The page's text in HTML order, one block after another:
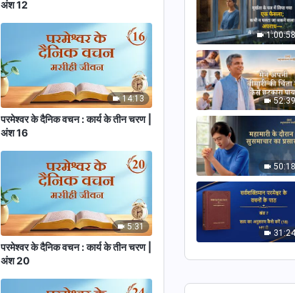
अंश 12
14:13
परमेश्वर के दैनिक वचन : कार्य के तीन चरण |
अंश 16
5:31
परमेश्वर के दैनिक वचन : कार्य के तीन चरण |
अंश 20
1:00:58
52:39
50:18
31:24